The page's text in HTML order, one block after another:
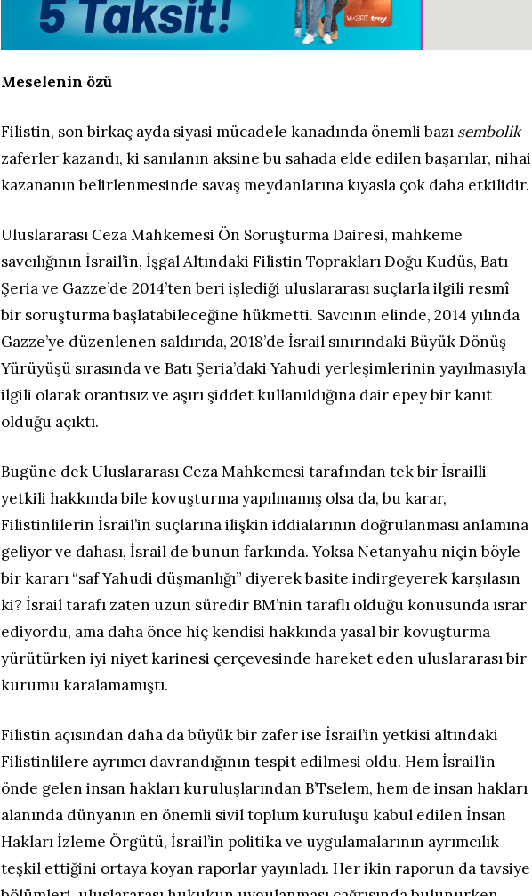
Meselenin özü
Filistin, son birkaç ayda siyasi mücadele kanadında önemli bazı sembolik
zaferler kazandı, ki sanılanın aksine bu sahada elde edilen başarılar, nihai
kazananın belirlenmesinde savaş meydanlarına kıyasla çok daha etkilidir.
Uluslararası Ceza Mahkemesi Ön Soruşturma Dairesi, mahkeme
savcılığının İsrail’in, İşgal Altındaki Filistin Toprakları Doğu Kudüs, Batı
Şeria ve Gazze’de 2014’ten beri işlediği uluslararası suçlarla ilgili resmî
bir soruşturma başlatabileceğine hükmetti. Savcının elinde, 2014 yılında
Gazze’ye düzenlenen saldırıda, 2018’de İsrail sınırındaki Büyük Dönüş
Yürüyüşü sırasında ve Batı Şeria’daki Yahudi yerleşimlerinin yayılmasıyla
ilgili olarak orantısız ve aşırı şiddet kullanıldığına dair epey bir kanıt
olduğu açıktı.
Bugüne dek Uluslararası Ceza Mahkemesi tarafından tek bir İsrailli
yetkili hakkında bile kovuşturma yapılmamış olsa da, bu karar,
Filistinlilerin İsrail’in suçlarına ilişkin iddialarının doğrulanması anlamına
geliyor ve dahası, İsrail de bunun farkında. Yoksa Netanyahu niçin böyle
bir kararı “saf Yahudi düşmanlığı” diyerek basite indirgeyerek karşılasın
ki? İsrail tarafı zaten uzun süredir BM’nin taraflı olduğu konusunda ısrar
ediyordu, ama daha önce hiç kendisi hakkında yasal bir kovuşturma
yürütürken iyi niyet karinesi çerçevesinde hareket eden uluslararası bir
kurumu karalamamıştı.
Filistin açısından daha da büyük bir zafer ise İsrail’in yetkisi altındaki
Filistinlilere ayrımcı davrandığının tespit edilmesi oldu. Hem İsrail’in
önde gelen insan hakları kuruluşlarından B’Tselem, hem de insan hakları
alanında dünyanın en önemli sivil toplum kuruluşu kabul edilen İnsan
Hakları İzleme Örgütü, İsrail’in politika ve uygulamalarının ayrımcılık
teşkil ettiğini ortaya koyan raporlar yayınladı. Her ikin raporun da tavsiye